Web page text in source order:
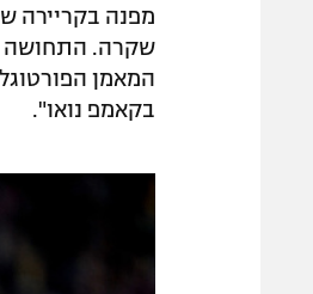
מפנה בקריירה
שקרה. התחושה
המאמן
בקאמפ נואו".